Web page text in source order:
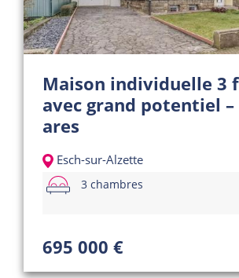
Maison individuelle 3
avec grand potentiel –
ares
Esch-sur-Alzette
3 chambres
695 000 €